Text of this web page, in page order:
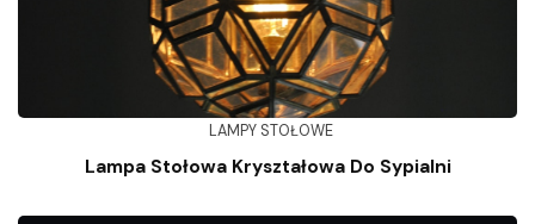
LAMPY STOŁOWE
Lampa Stołowa Kryształowa Do Sypialni